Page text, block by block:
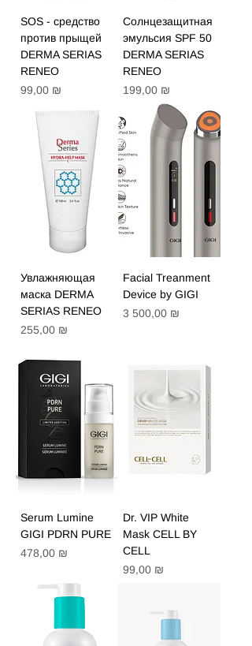
SOS - средство
против прыщей
DERMA SERIAS
RENEO
Цена
99,00 ₪
Солнцезащитная
эмульсия SPF 50
DERMA SERIAS
RENEO
Цена
199,00 ₪
Увлажняющая
маска DERMA
SERIAS RENEO
Цена
255,00 ₪
Facial Treanment
Device by GIGI
Цена
3 500,00 ₪
Serum Lumine
GIGI PDRN PURE
Цена
478,00 ₪
Dr. VIP White
Mask CELL BY
CELL
Цена
99,00 ₪